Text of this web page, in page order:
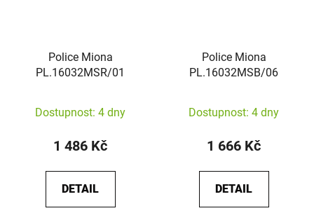
Police Miona
PL.16032MSR/01
Dostupnost: 4 dny
1 486 Kč
DETAIL
Police Miona
PL.16032MSB/06
Dostupnost: 4 dny
1 666 Kč
DETAIL